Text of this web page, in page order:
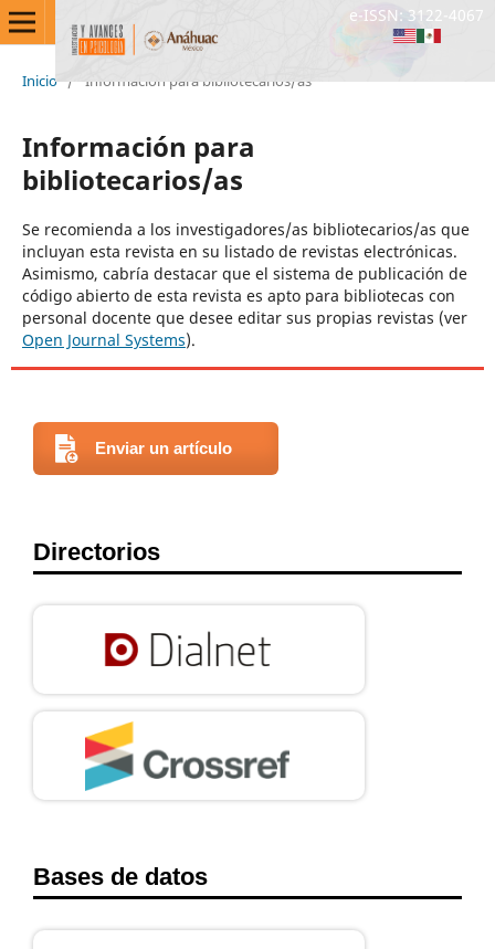
Inicio / Información para bibliotecarios/as
Información para
bibliotecarios/as
Se recomienda a los investigadores/as bibliotecarios/as que
incluyan esta revista en su listado de revistas electrónicas.
Asimismo, cabría destacar que el sistema de publicación de
código abierto de esta revista es apto para bibliotecas con
personal docente que desee editar sus propias revistas (ver
Open Journal Systems).
Enviar un artículo
Directorios
Bases de datos
e-ISSN: 3122-4067